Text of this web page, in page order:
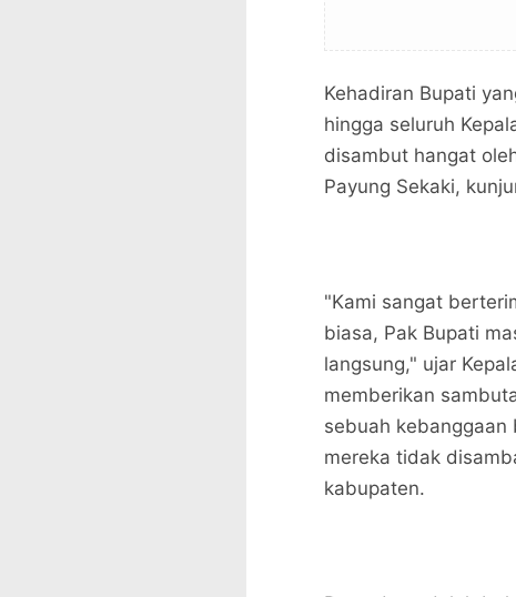
​Kehadiran Bupati
hingga seluruh
disambut hangat
Payung Sekaki,
​"Kami sangat
biasa, Pak Bupati
langsung," ujar
memberikan
sebuah kebanggaan
mereka tidak
kabupaten.